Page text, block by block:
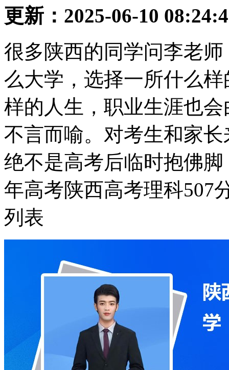
更新：2025-06-10
很多陕西的同学问李老
么大学，选择一所什么
样的人生，职业生涯也
不言而喻。对考生和家
绝不是高考后临时抱佛
年高考陕西高考理科507
列表